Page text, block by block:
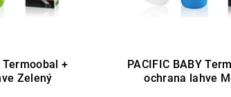
Termoobal +
Zelený
PACIFIC BABY
ochrana lahve